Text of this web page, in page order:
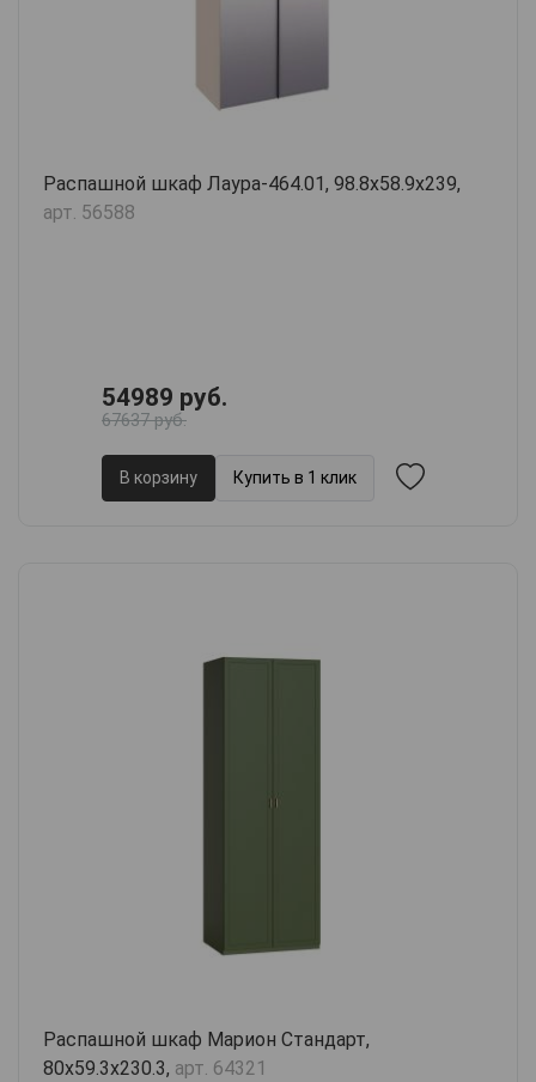
Распашной шкаф Лаура-464.01, 98.8х58.9х239,
арт. 56588
54989 руб.
67637 руб.
В корзину Купить в 1 клик
Распашной шкаф Марион Стандарт,
80х59.3х230.3, арт. 64321